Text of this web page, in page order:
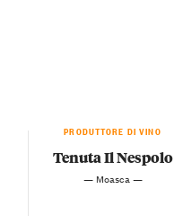
PRODUTTORE DI VINO
Tenuta Il Nespolo
— Moasca —